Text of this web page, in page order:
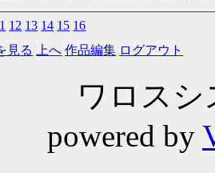
12 13 14 15 16
見る 上へ 作品編集 ログアウト
ワロスシ
powered by